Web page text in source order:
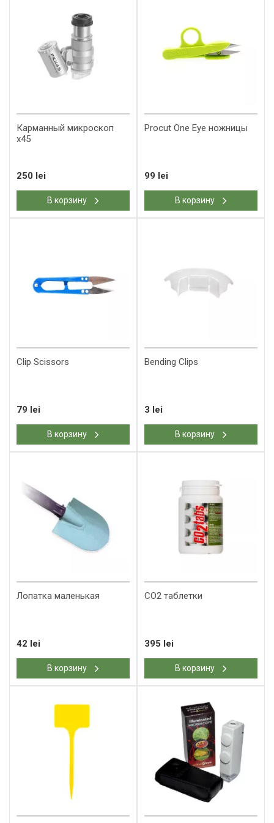
Карманный микроскоп
x45
250 lei
В корзину
Procut One Eye ножницы
99 lei
В корзину
Clip Scissors
79 lei
В корзину
Bending Clips
3 lei
В корзину
Лопатка маленькая
42 lei
В корзину
CO2 таблетки
395 lei
В корзину